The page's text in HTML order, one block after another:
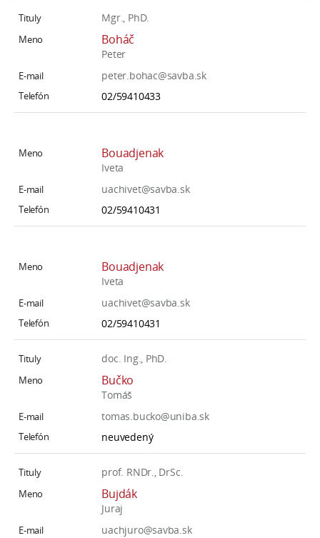
Mgr., PhD.
Boháč
Peter
peter.bohac@savba.sk
02/59410433
Bouadjenak
Iveta
uachivet@savba.sk
02/59410431
Bouadjenak
Iveta
uachivet@savba.sk
02/59410431
doc. Ing., PhD.
Bučko
Tomáš
tomas.bucko@uniba.sk
neuvedený
prof. RNDr., DrSc.
Bujdák
Juraj
uachjuro@savba.sk